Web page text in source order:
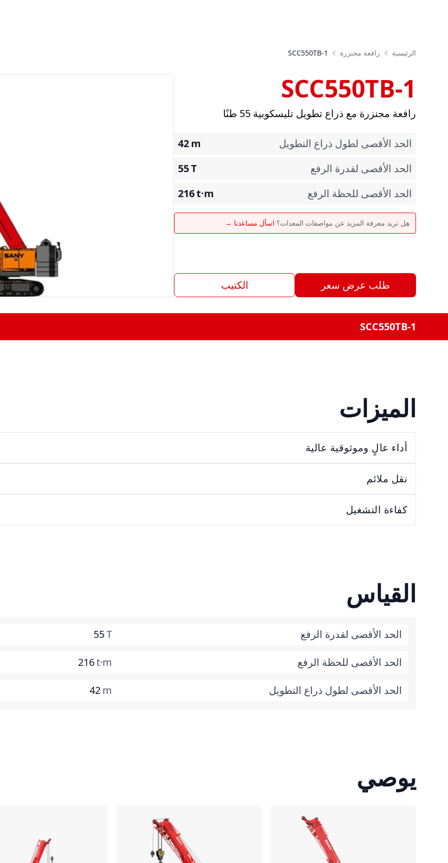
الرئيسية رافعة مجنزرة SCC550TB-1
SCC550TB-1
رافعة مجنزرة مع ذراع تطويل تليسكوبية 55 طنًا
الحد الأقصى لطول ذراع التطويل 42m
الحد الأقصى لقدرة الرفع
55T
الحد الأقصى للحظة الرفع
216t·m
هل تريد معرفة المزيد عن مواصفات المعدات؟ اسأل مساعدنا →
طلب عرض سعر الكتيب
SCC550TB-1
الميزات
أداء عالٍ وموثوقية عالية
نقل ملائم
كفاءة التشغيل
القياس
الحد الأقصى لقدرة الرفع 55T
الحد الأقصى للحظة الرفع 216t·m
الحد الأقصى لطول ذراع التطويل 42m
يوصي